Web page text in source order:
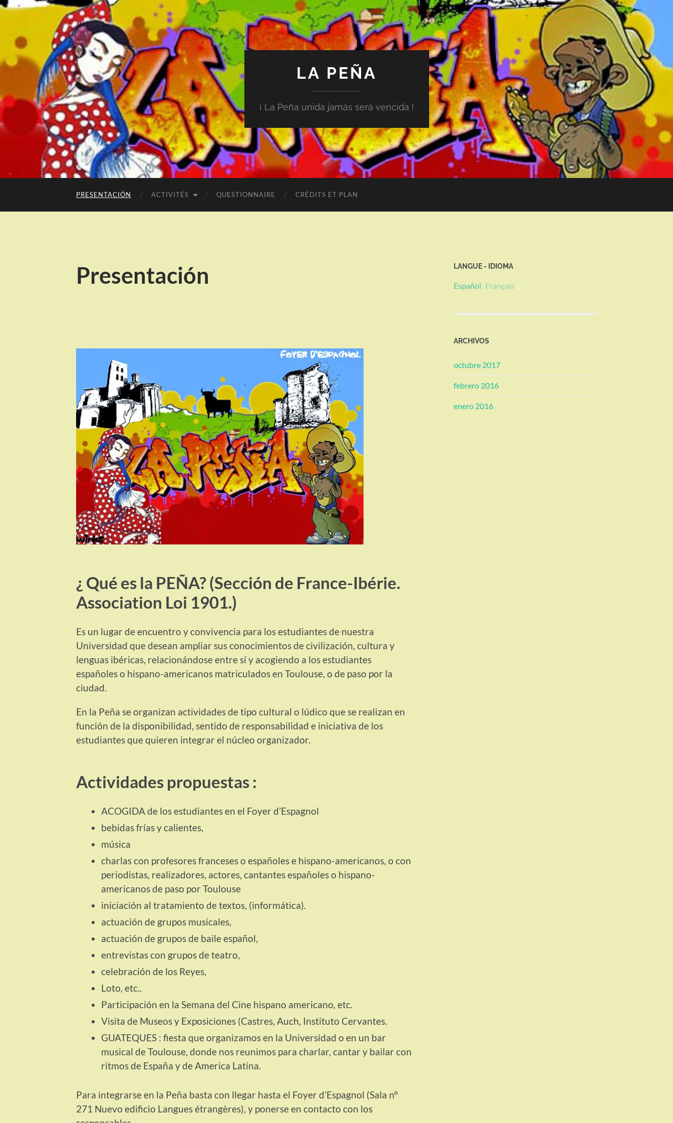
LA PEÑA
¡ La Peña unida jamás será vencida !
PRESENTACIÓN ACTIVITÉS QUESTIONNAIRE CRÉDITS ET PLAN
Presentación
¿ Qué es la PEÑA? (Sección de France-Ibérie.
Association Loi 1901.)
Es un lugar de encuentro y convivencia para los estudiantes de nuestra
Universidad que desean ampliar sus conocimientos de civilización, cultura y
lenguas ibéricas, relacionándose entre sí y acogiendo a los estudiantes
españoles o hispano-americanos matriculados en Toulouse, o de paso por la
ciudad.
En la Peña se organizan actividades de tipo cultural o lúdico que se realizan en
función de la disponibilidad, sentido de responsabilidad e iniciativa de los
estudiantes que quieren integrar el núcleo organizador.
Actividades propuestas :
ACOGIDA de los estudiantes en el Foyer d’Espagnol
bebidas frías y calientes,
música
charlas con profesores franceses o españoles e hispano-americanos, o con
periodistas, realizadores, actores, cantantes españoles o hispano-
americanos de paso por Toulouse
iniciación al tratamiento de textos, (informática).
actuación de grupos musicales,
actuación de grupos de baile español,
entrevistas con grupos de teatro,
celebración de los Reyes,
Loto, etc..
Participación en la Semana del Cine hispano americano, etc.
Visita de Museos y Exposiciones (Castres, Auch, Instituto Cervantes.
GUATEQUES : fiesta que organizamos en la Universidad o en un bar
musical de Toulouse, donde nos reunimos para charlar, cantar y bailar con
ritmos de España y de America Latina.
Para integrarse en la Peña basta con llegar hasta el Foyer d’Espagnol (Sala n°
271 Nuevo edificio Langues étrangères), y ponerse en contacto con los
LANGUE - IDIOMA
Español Français
ARCHIVOS
octubre 2017
febrero 2016
enero 2016